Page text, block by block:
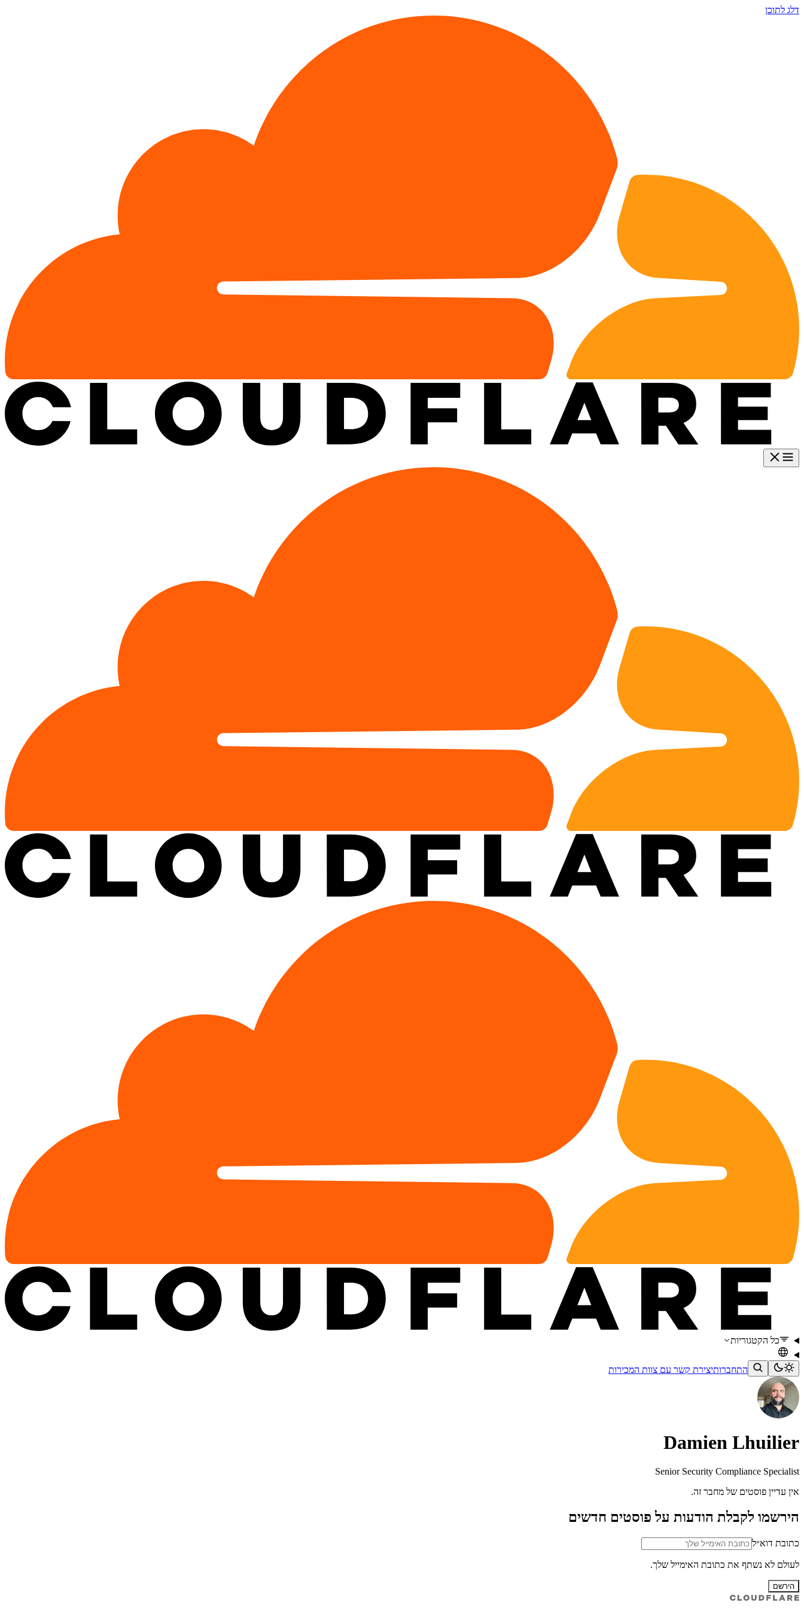
דלג לתוכן
כל הקטגוריות
התחברותיצירת קשר עם צוות המכירות
Damien Lhuilier
Senior Security Compliance Specialist
אין עדיין פוסטים של מחבר זה.
הירשמו לקבלת הודעות על פוסטים חדשים
כתובת דוא״ל
לעולם לא נשתף את כתובת האימייל שלך.
הירשם